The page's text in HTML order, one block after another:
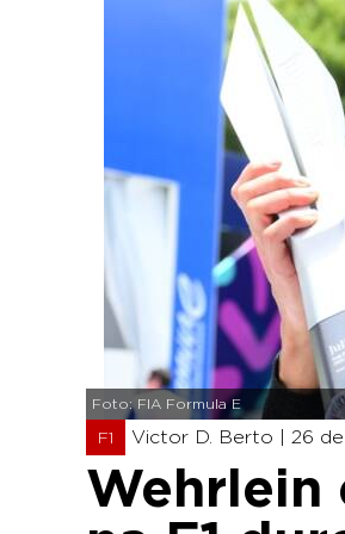
Foto: FIA Formula E
F1 Victor D. Berto | 26
Wehrlein